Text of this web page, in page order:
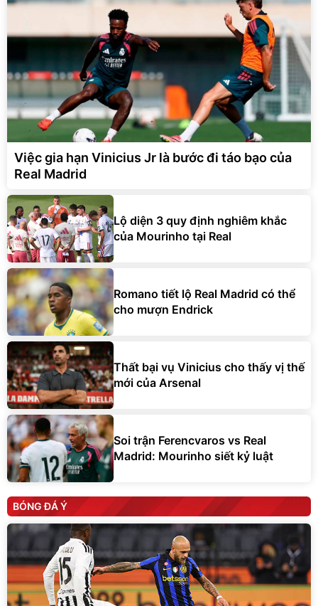
Việc gia hạn Vinicius Jr là bước đi táo bạo của
Real Madrid
Lộ diện 3 quy định nghiêm khắc
của Mourinho tại Real
Romano tiết lộ Real Madrid có thể
cho mượn Endrick
Thất bại vụ Vinicius cho thấy vị thế
mới của Arsenal
Soi trận Ferencvaros vs Real
Madrid: Mourinho siết kỷ luật
BÓNG ĐÁ Ý